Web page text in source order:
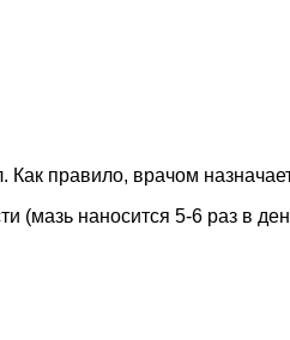
правило, врачом
(мазь наносится 5-6 раз в